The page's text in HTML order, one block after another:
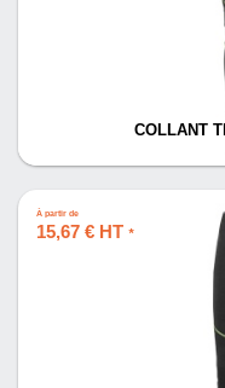
COLLANT
À partir de
15,67 € HT *